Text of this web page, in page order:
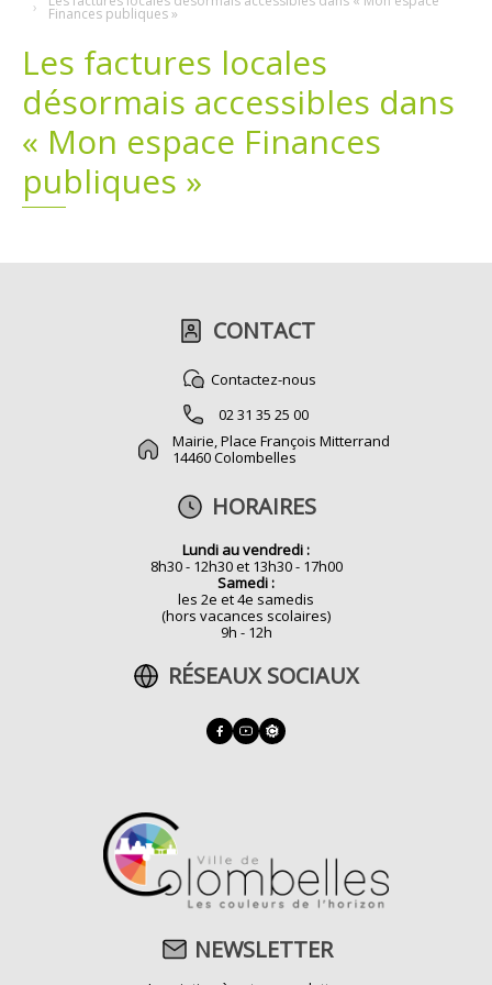
Finances publiques »
Les factures locales
désormais accessibles dans
« Mon espace Finances
publiques »
CONTACT
Contactez-nous
02 31 35 25 00
Mairie, Place François Mitterrand
14460 Colombelles
HORAIRES
Lundi au vendredi :
8h30 - 12h30 et 13h30 - 17h00
Samedi :
les 2e et 4e samedis
(hors vacances scolaires)
9h - 12h
RÉSEAUX SOCIAUX
NEWSLETTER
Demandes légales
Emploi
Marchés publics